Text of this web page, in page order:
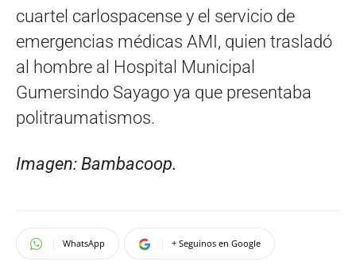
cuartel carlospacense y el servicio de
emergencias médicas AMI, quien trasladó
al hombre al Hospital Municipal
Gumersindo Sayago ya que presentaba
politraumatismos.
Imagen: Bambacoop.
WhatsApp + Seguinos en Google